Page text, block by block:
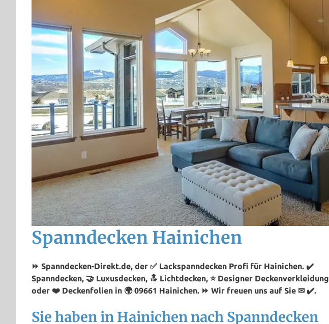
Spanndecken Hainichen
⏩ Spanndecken-Direkt.de, der ✅ Lackspanndecken Profi für Hainichen. ✔️
Spanndecken, 🤝 Luxusdecken, 🔝 Lichtdecken, ⭐ Designer Deckenverkleidung
oder ❤️ Deckenfolien in 🌍 09661 Hainichen. ⏩ Wir freuen uns auf Sie ✉ ✔️.
Sie haben in Hainichen nach Spanndecken